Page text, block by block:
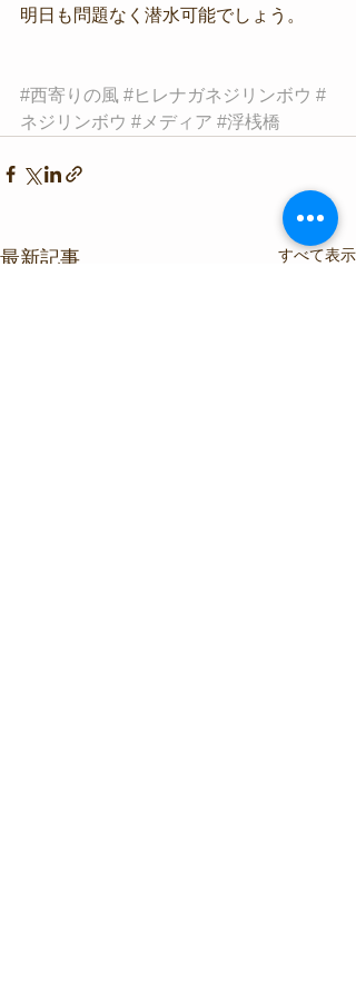
明日も問題なく潜水可能でしょう。
#西寄りの風 #ヒレナガネジリンボウ #
ネジリンボウ #メディア #浮桟橋
最新記事 すべて表示